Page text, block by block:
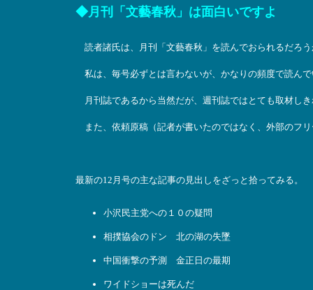
◆月刊「文藝春秋」は面白いですよ
読者諸氏は、月刊「文藝春秋」を読んでおられるだろう
私は、毎号必ずとは言わないが、かなりの頻度で読んで
月刊誌であるから当然だが、週刊誌ではとても取材し
また、依頼原稿（記者が書いたのではなく、外部のフ
最新の12月号の主な記事の見出しをざっと拾ってみる。
小沢民主党への１０の疑問
相撲協会のドン 北の湖の失墜
中国衝撃の予測 金正日の最期
ワイドショーは死んだ